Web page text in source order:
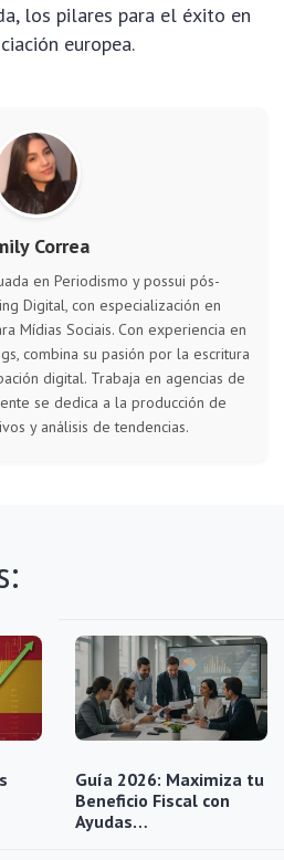
los pilares para el éxito en
europea.
Correa
en Periodismo y possui pós-
Digital, con especialización en
Mídias Sociais. Con experiencia en
combina su pasión por la escritura
digital. Trabaja en agencias de
se dedica a la producción de
y análisis de tendencias.
Guía 2026: Maximiza tu
Beneficio Fiscal con
Ayudas…